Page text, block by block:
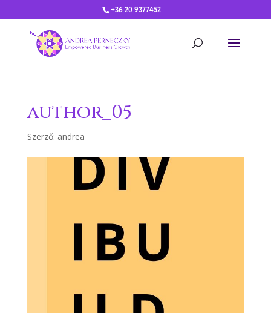
+36 20 9377452
author_05
Szerző: andrea